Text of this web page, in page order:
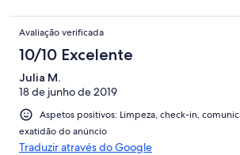
Avaliação verificada
10/10 Excelente
Julia M.
18 de junho de 2019
Aspetos positivos: Limpeza, check-in,
exatidão do anúncio
Traduzir através do Google